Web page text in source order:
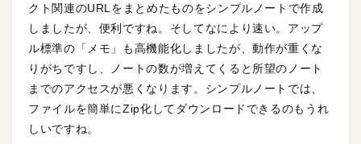
クト関連のURLをまとめたものをシンプルノートで作成
しましたが、便利ですね。そしてなにより速い。アップ
ル標準の「メモ」も高機能化しましたが、動作が重くな
りがちですし、ノートの数が増えてくると所望のノート
までのアクセスが悪くなります。シンプルノートでは、
ファイルを簡単にZip化してダウンロードできるのもうれ
しいですね。